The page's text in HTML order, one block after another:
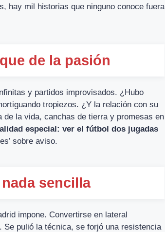
hay mil historias que ninguno conoce fuera
de la pasión
y partidos improvisados. ¿Hubo
tropiezos. ¿Y la relación con su
la vida, canchas de tierra y promesas en
especial: ver el fútbol dos jugadas
sobre aviso.
sencilla
impone. Convertirse en lateral
Se pulió la técnica, se forjó una resistencia